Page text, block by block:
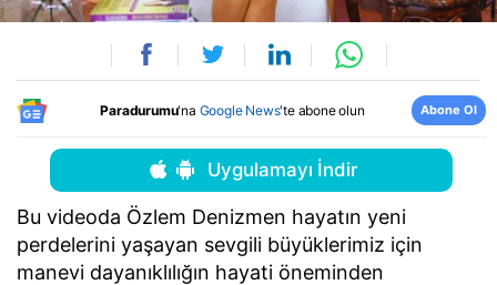
Paradurumu'na Google News'te abone olun Abone Ol
Uygulamayı İndir
Bu videoda Özlem Denizmen hayatın yeni
perdelerini yaşayan sevgili büyüklerimiz için
manevi dayanıklılığın hayati öneminden